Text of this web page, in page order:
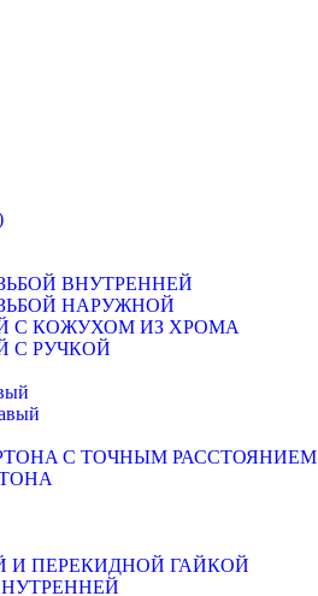
ВНУТРЕННЕЙ
НАРУЖНОЙ
С КОЖУХОМ ИЗ ХРОМА
С РУЧКОЙ
С ТОЧНЫМ РАССТОЯНИЕМ
И ПЕРЕКИДНОЙ ГАЙКОЙ